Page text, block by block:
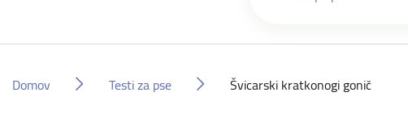
Domov Testi za pse Švicarski kratkonogi gonič